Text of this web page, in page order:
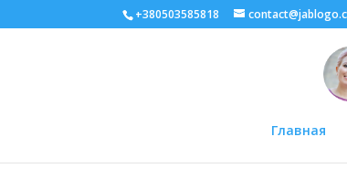
+380503585818
Главная